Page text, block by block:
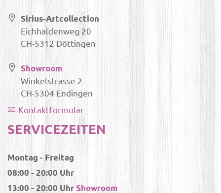
Sirius-Artcollection
Eichhaldenweg 20
CH-5312 Döttingen
Showroom
Winkelstrasse 2
CH-5304 Endingen
Kontaktformular
SERVICEZEITEN
Montag - Freitag
08:00 - 20:00 Uhr
13:00 - 20:00 UhrShowroom